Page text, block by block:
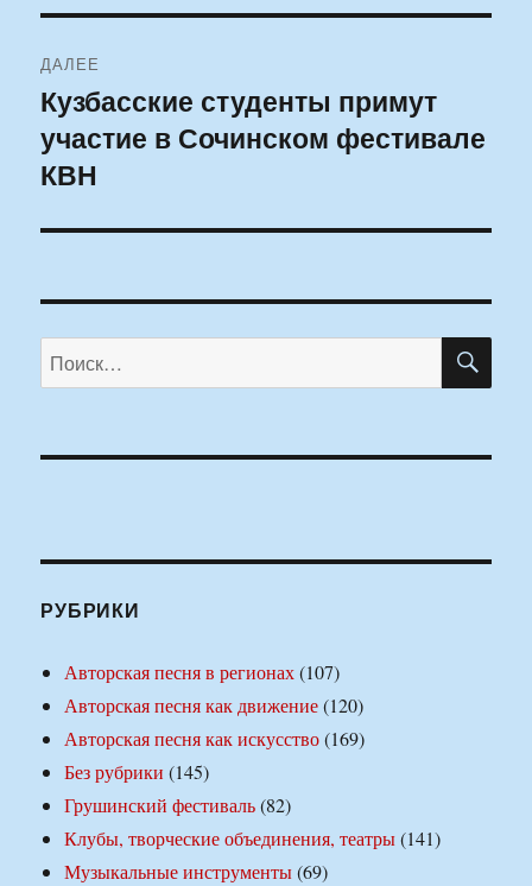
ДАЛЕЕ
Следующая
запись:
Кузбасские студенты примут
участие в Сочинском фестивале
КВН
Искать:
РУБРИКИ
Авторская песня в регионах(107)
Авторская песня как движение(120)
Авторская песня как искусство(169)
Без рубрики (145)
Грушинский фестиваль(82)
Клубы, творческие объединения, театры(141)
Музыкальные инструменты(69)